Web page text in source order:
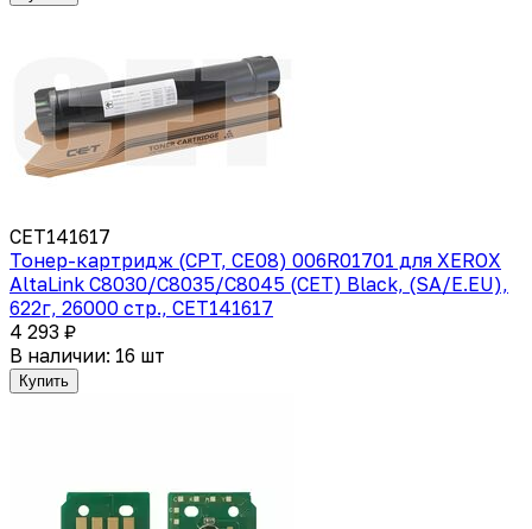
CET141617
Тонер-картридж (CPT, CE08) 006R01701 для XEROX
AltaLink C8030/C8035/C8045 (CET) Black, (SA/E.EU),
622г, 26000 стр., CET141617
4 293 ₽
В наличии: 16 шт
Купить